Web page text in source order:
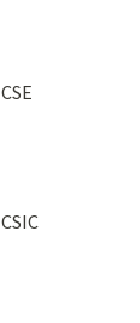
CSE
CSIC